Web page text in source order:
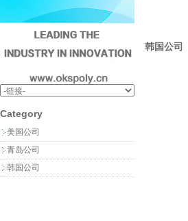
Category
美国公司
青岛公司
韩国公司
韩国公司